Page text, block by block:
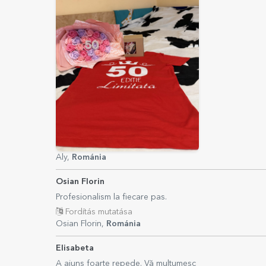
Aly, Románia
Osian Florin
Profesionalism la fiecare pas.
Fordítás mutatása
Osian Florin, Románia
Elisabeta
A ajuns foarte repede. Vă mulțumesc